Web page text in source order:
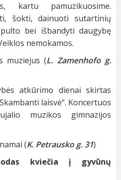
kartu pamuzikuosime.
šokti, dainuoti sutartinių
bei išbandyti daugybę
nemokamos.
muziejus (L. Zamenhofo g.
atkūrimo dienai skirtas
laisvė“. Koncertuos
muzikos gimnazijos
(K. Petrausko g. 31)
kviečia į gyvūnų